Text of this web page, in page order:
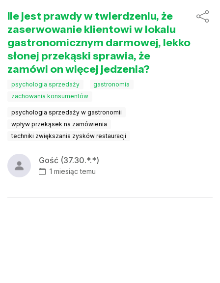
Ile jest prawdy w twierdzeniu, że
zaserwowanie klientowi w lokalu
gastronomicznym darmowej, lekko
słonej przekąski sprawia, że
zamówi on więcej jedzenia?
psychologia sprzedaży
gastronomia
zachowania konsumentów
psychologia sprzedaży w gastronomii
wpływ przekąsek na zamówienia
techniki zwiększania zysków restauracji
Gość (37.30.*.*)
1 miesiąc temu